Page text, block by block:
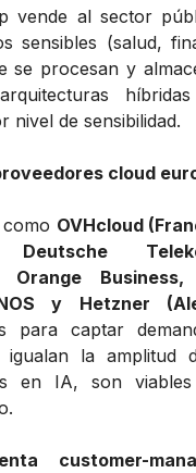
vende al sector
sensibles (salud,
se procesan y
nivel de sensibilidad.
cloud
OVHcloud
Deutsche
Orange
y Hetzner
para captar
igualan la amplitud
en IA, son
customer-